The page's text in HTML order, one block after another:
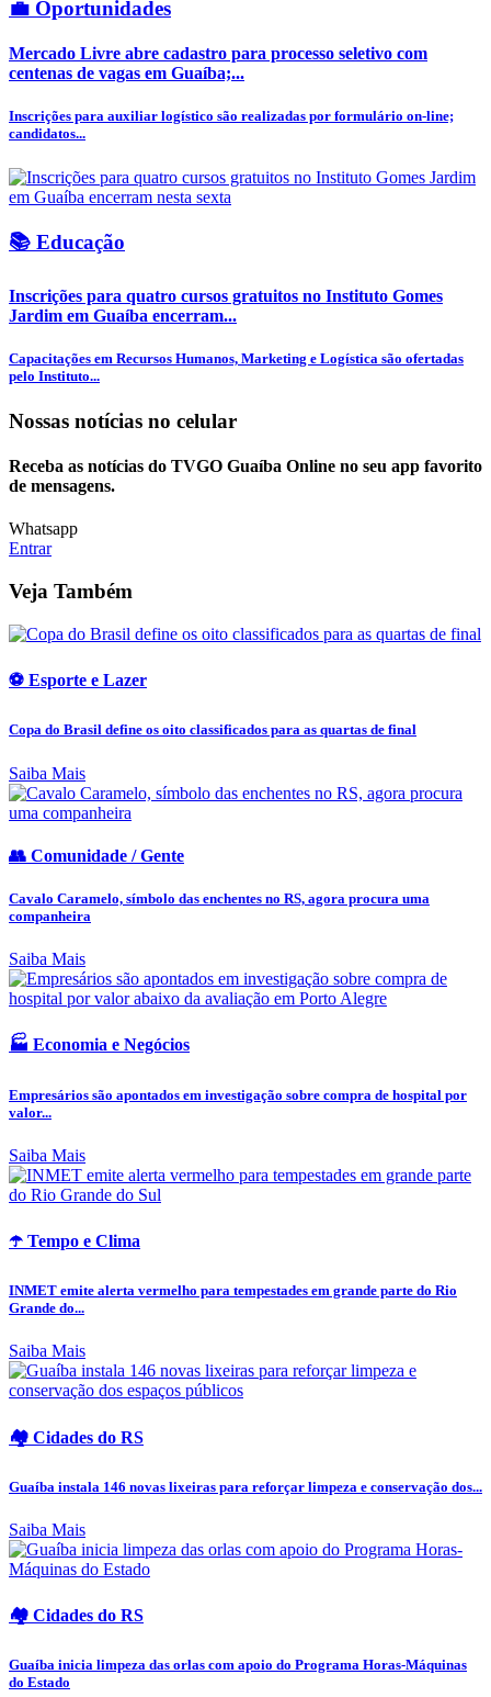
💼 Oportunidades
Mercado Livre abre cadastro para processo seletivo com
centenas de vagas em Guaíba;...
Inscrições para auxiliar logístico são realizadas por formulário on-line;
candidatos...
📚 Educação
Inscrições para quatro cursos gratuitos no Instituto Gomes
Jardim em Guaíba encerram...
Capacitações em Recursos Humanos, Marketing e Logística são ofertadas
pelo Instituto...
Nossas notícias no celular
Receba as notícias do TVGO Guaíba Online no seu app favorito
de mensagens.
Whatsapp
Entrar
Veja Também
⚽ Esporte e Lazer
Copa do Brasil define os oito classificados para as quartas de final
Saiba Mais
👥 Comunidade / Gente
Cavalo Caramelo, símbolo das enchentes no RS, agora procura uma
companheira
Saiba Mais
🏭 Economia e Negócios
Empresários são apontados em investigação sobre compra de hospital por
valor...
Saiba Mais
☂️ Tempo e Clima
INMET emite alerta vermelho para tempestades em grande parte do Rio
Grande do...
Saiba Mais
🏘️ Cidades do RS
Guaíba instala 146 novas lixeiras para reforçar limpeza e conservação dos...
Saiba Mais
🏘️ Cidades do RS
Guaíba inicia limpeza das orlas com apoio do Programa Horas-Máquinas
do Estado